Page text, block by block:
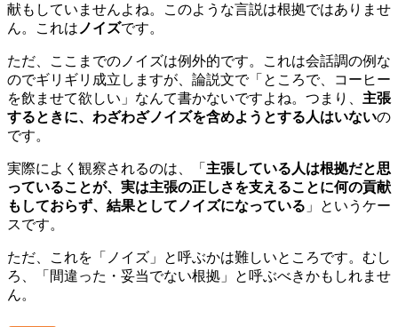
献もしていませんよね。このような言説は根拠ではありませ
ん。これは ノイズです。
ただ、ここまでのノイズは例外的です。これは会話調の例な
のでギリギリ成立しますが、論説文で「ところで、コーヒー
を飲ませて欲しい」なんて書かないですよね。つまり、 主張
するときに、わざわざノイズを含めようとする人はいないの
です。
実際によく観察されるのは、「 主張している人は根拠だと思
っていることが、実は主張の正しさを支えることに何の貢献
もしておらず、結果としてノイズになっている 」というケー
スです。
ただ、これを「ノイズ」と呼ぶかは難しいところです。むし
ろ、「間違った・妥当でない根拠」と呼ぶべきかもしれませ
ん。